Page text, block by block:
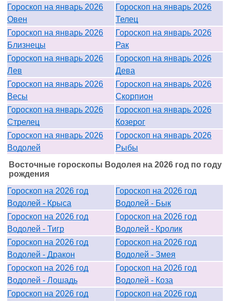
Гороскоп на январь 2026
Овен
Гороскоп на январь 2026
Телец
Гороскоп на январь 2026
Близнецы
Гороскоп на январь 2026
Рак
Гороскоп на январь 2026
Лев
Гороскоп на январь 2026
Дева
Гороскоп на январь 2026
Весы
Гороскоп на январь 2026
Скорпион
Гороскоп на январь 2026
Стрелец
Гороскоп на январь 2026
Козерог
Гороскоп на январь 2026
Водолей
Гороскоп на январь 2026
Рыбы
Восточные гороскопы Водолея на 2026 год по году
рождения
Гороскоп на 2026 год
Водолей - Крыса
Гороскоп на 2026 год
Водолей - Бык
Гороскоп на 2026 год
Водолей - Тигр
Гороскоп на 2026 год
Водолей - Кролик
Гороскоп на 2026 год
Водолей - Дракон
Гороскоп на 2026 год
Водолей - Змея
Гороскоп на 2026 год
Водолей - Лошадь
Гороскоп на 2026 год
Водолей - Коза
Гороскоп на 2026 год
Гороскоп на 2026 год